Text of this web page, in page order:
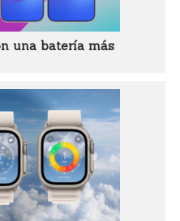
una batería más